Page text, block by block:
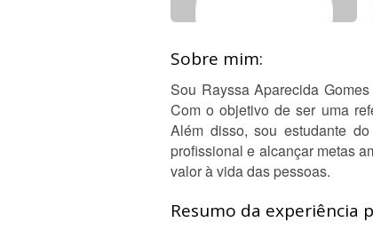
Sobre mim:
Sou Rayssa Aparecida
Com o objetivo de ser uma
Além disso, sou estudante
profissional e alcançar metas
valor à vida das pessoas.
Resumo da experiência